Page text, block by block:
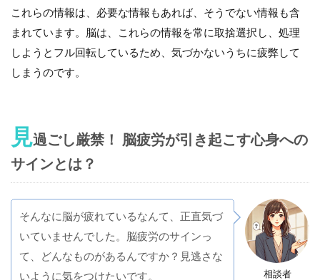
これらの情報は、必要な情報もあれば、そうでない情報も含
まれています。脳は、これらの情報を常に取捨選択し、処理
しようとフル回転しているため、気づかないうちに疲弊して
しまうのです。
見過ごし厳禁！ 脳疲労が引き起こす心身への
サインとは？
相談者
そんなに脳が疲れているなんて、正直気づ
いていませんでした。脳疲労のサインっ
て、どんなものがあるんですか？見逃さな
いように気をつけたいです。